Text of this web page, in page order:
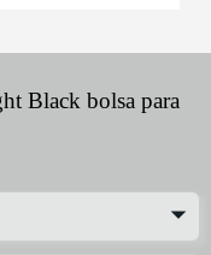
Black bolsa para